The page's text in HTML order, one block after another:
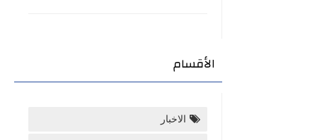
الأقسام
الاخبار